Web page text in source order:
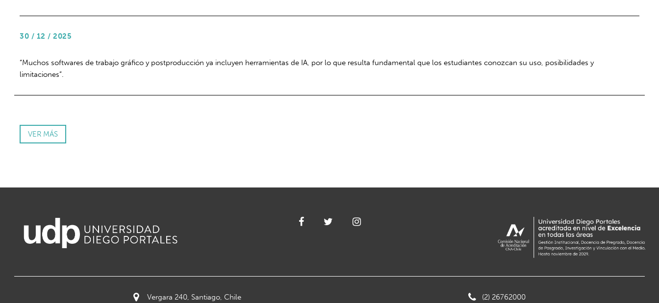
30 / 12 / 2025
“Muchos softwares de trabajo gráfico y postproducción ya incluyen herramientas de IA, por lo que resulta fundamental que los estudiantes conozcan su uso, posibilidades y
limitaciones”.
VER MÁS
Vergara 240, Santiago, Chile (2) 26762000